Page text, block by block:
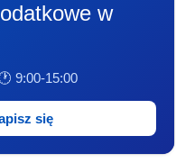
w
9:00-15:00
się